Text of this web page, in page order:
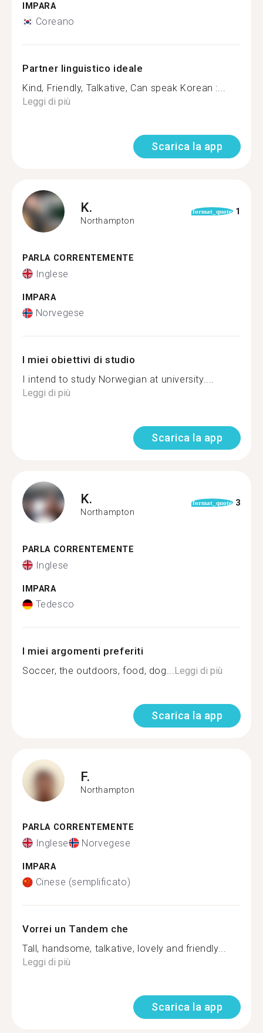
IMPARA
Coreano
Partner linguistico ideale
Kind, Friendly, Talkative, Can speak Korean :...
Leggi di più
Scarica la app
K.
Northampton
format_quote 1
PARLA CORRENTEMENTE
Inglese
IMPARA
Norvegese
I miei obiettivi di studio
I intend to study Norwegian at university....
Leggi di più
Scarica la app
K.
Northampton
format_quote 3
PARLA CORRENTEMENTE
Inglese
IMPARA
Tedesco
I miei argomenti preferiti
Soccer, the outdoors, food, dog...Leggi di più
Scarica la app
F.
Northampton
PARLA CORRENTEMENTE
Inglese Norvegese
IMPARA
Cinese (semplificato)
Vorrei un Tandem che
Tall, handsome, talkative, lovely and friendly...
Leggi di più
Scarica la app